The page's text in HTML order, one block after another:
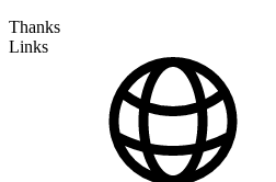
Thanks
Links